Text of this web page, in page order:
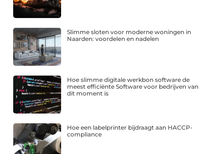
Slimme sloten voor moderne woningen in
Naarden: voordelen en nadelen
Hoe slimme digitale werkbon software de
meest efficiënte Software voor bedrijven van
dit moment is
Hoe een labelprinter bijdraagt aan HACCP-
compliance